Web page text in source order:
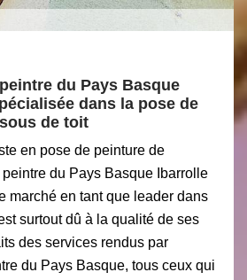
du Pays Basque
dans la pose de
de toit
en pose de peinture de
du Pays Basque Ibarrolle
marché en tant que leader dans
surtout dû à la qualité de ses
des services rendus par
du Pays Basque, tous ceux qui